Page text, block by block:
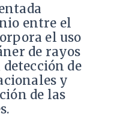
entre el
el uso
de rayos
de
y
de las